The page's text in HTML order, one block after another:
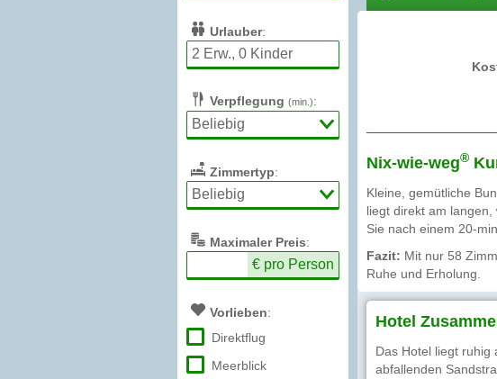
Urlauber:
Verpflegung (min.):
Zimmertyp:
Maximaler Preis:
€ pro Person
Vorlieben:
Direktflug
Meerblick
Nix-wie-weg®
Kleine, gemütliche
liegt direkt am langen,
Sie nach einem 20-
Fazit: Mit nur 58
Ruhe und Erholung.
Hotel
Das Hotel liegt ruhig
abfallenden